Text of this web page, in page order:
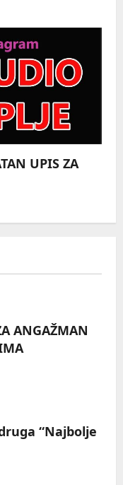
UPIS ZA
ANGAŽMAN
“Najbolje